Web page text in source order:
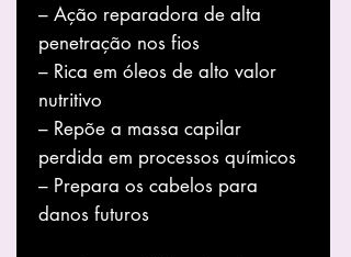
– Ação reparadora de alta
penetração nos fios
– Rica em óleos de alto valor
nutritivo
– Repõe a massa capilar
perdida em processos químicos
– Prepara os cabelos para
danos futuros